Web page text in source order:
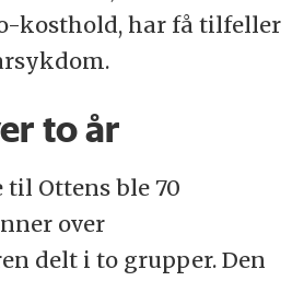
kosthold, har få tilfeller
to år
til Ottens ble 70
over
delt i to grupper. Den